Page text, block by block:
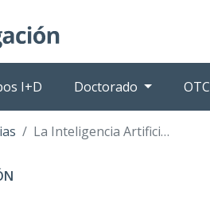
I+D Doctorado OTC
La Inteligencia Artificial centra las XI Jornadas de Investigación y Doctorado